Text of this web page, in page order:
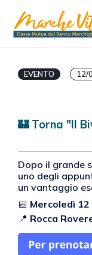
EVENTO 12/
🏰 Torna "Il
Dopo il grande
uno degli
un vantaggio
📅 Mercoledì
📍 Rocca